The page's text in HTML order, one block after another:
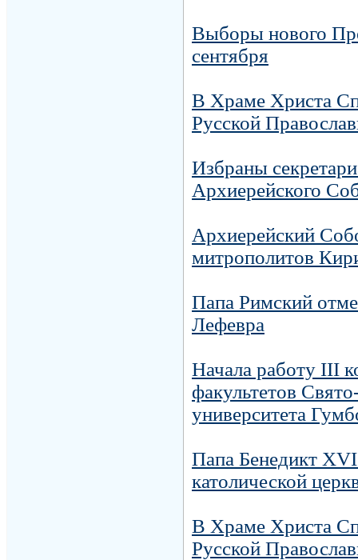
Выборы нового
сентября
В Храме Христа
Русской
Избраны
Архиерейского
Архиерейский
митрополитов
Папа Римский
Лефевра
Начала работу III
факультетов
университета
Папа Бенедикт
католической
В Храме Христа
Русской